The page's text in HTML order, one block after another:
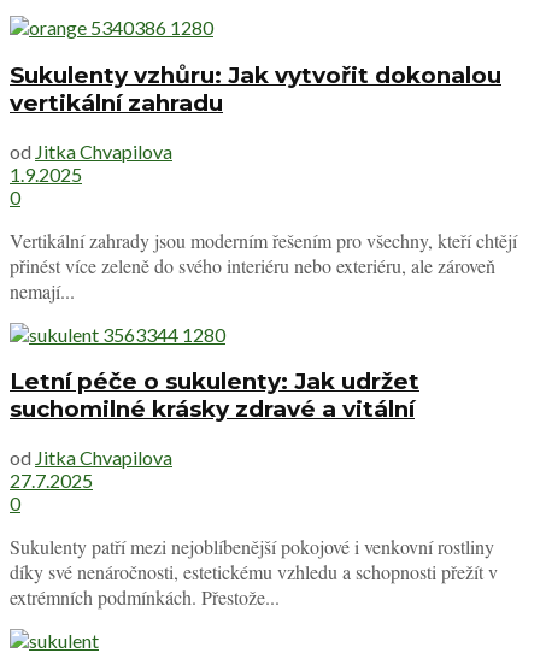
Sukulenty vzhůru: Jak vytvořit dokonalou
vertikální zahradu
od Jitka Chvapilova
1.9.2025
0
Vertikální zahrady jsou moderním řešením pro všechny, kteří chtějí
přinést více zeleně do svého interiéru nebo exteriéru, ale zároveň
nemají...
Letní péče o sukulenty: Jak udržet
suchomilné krásky zdravé a vitální
od Jitka Chvapilova
27.7.2025
0
Sukulenty patří mezi nejoblíbenější pokojové i venkovní rostliny
díky své nenáročnosti, estetickému vzhledu a schopnosti přežít v
extrémních podmínkách. Přestože...